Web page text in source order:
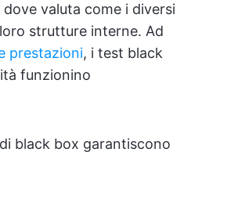
dove valuta come i diversi
strutture interne. Ad
prestazioni, i test black
funzionino
black box garantiscono